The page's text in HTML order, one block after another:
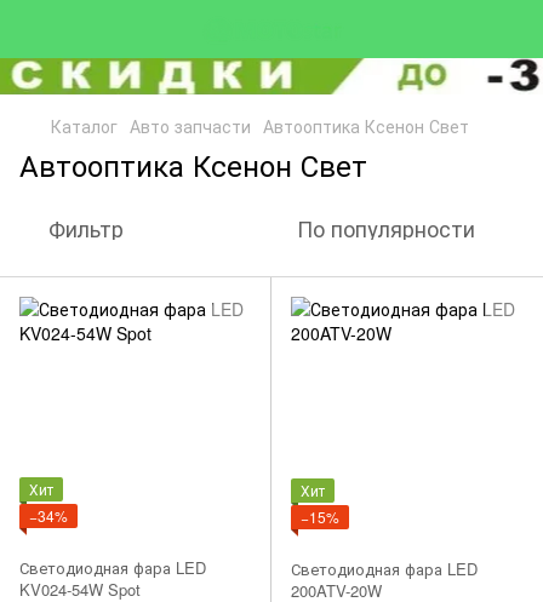
Каталог Авто запчасти Автооптика Ксенон Свет
Автооптика Ксенон Свет
Фильтр По популярности
Хит
−34%
Светодиодная фара LED
KV024-54W Spot
Хит
−15%
Светодиодная фара LED
200ATV-20W